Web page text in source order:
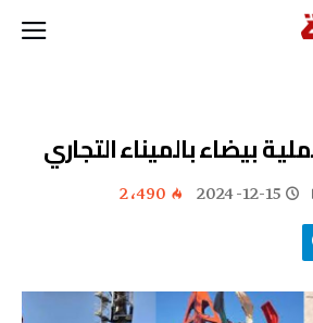
بيضاء بالميناء التجاري
2024-12-15 2٬490